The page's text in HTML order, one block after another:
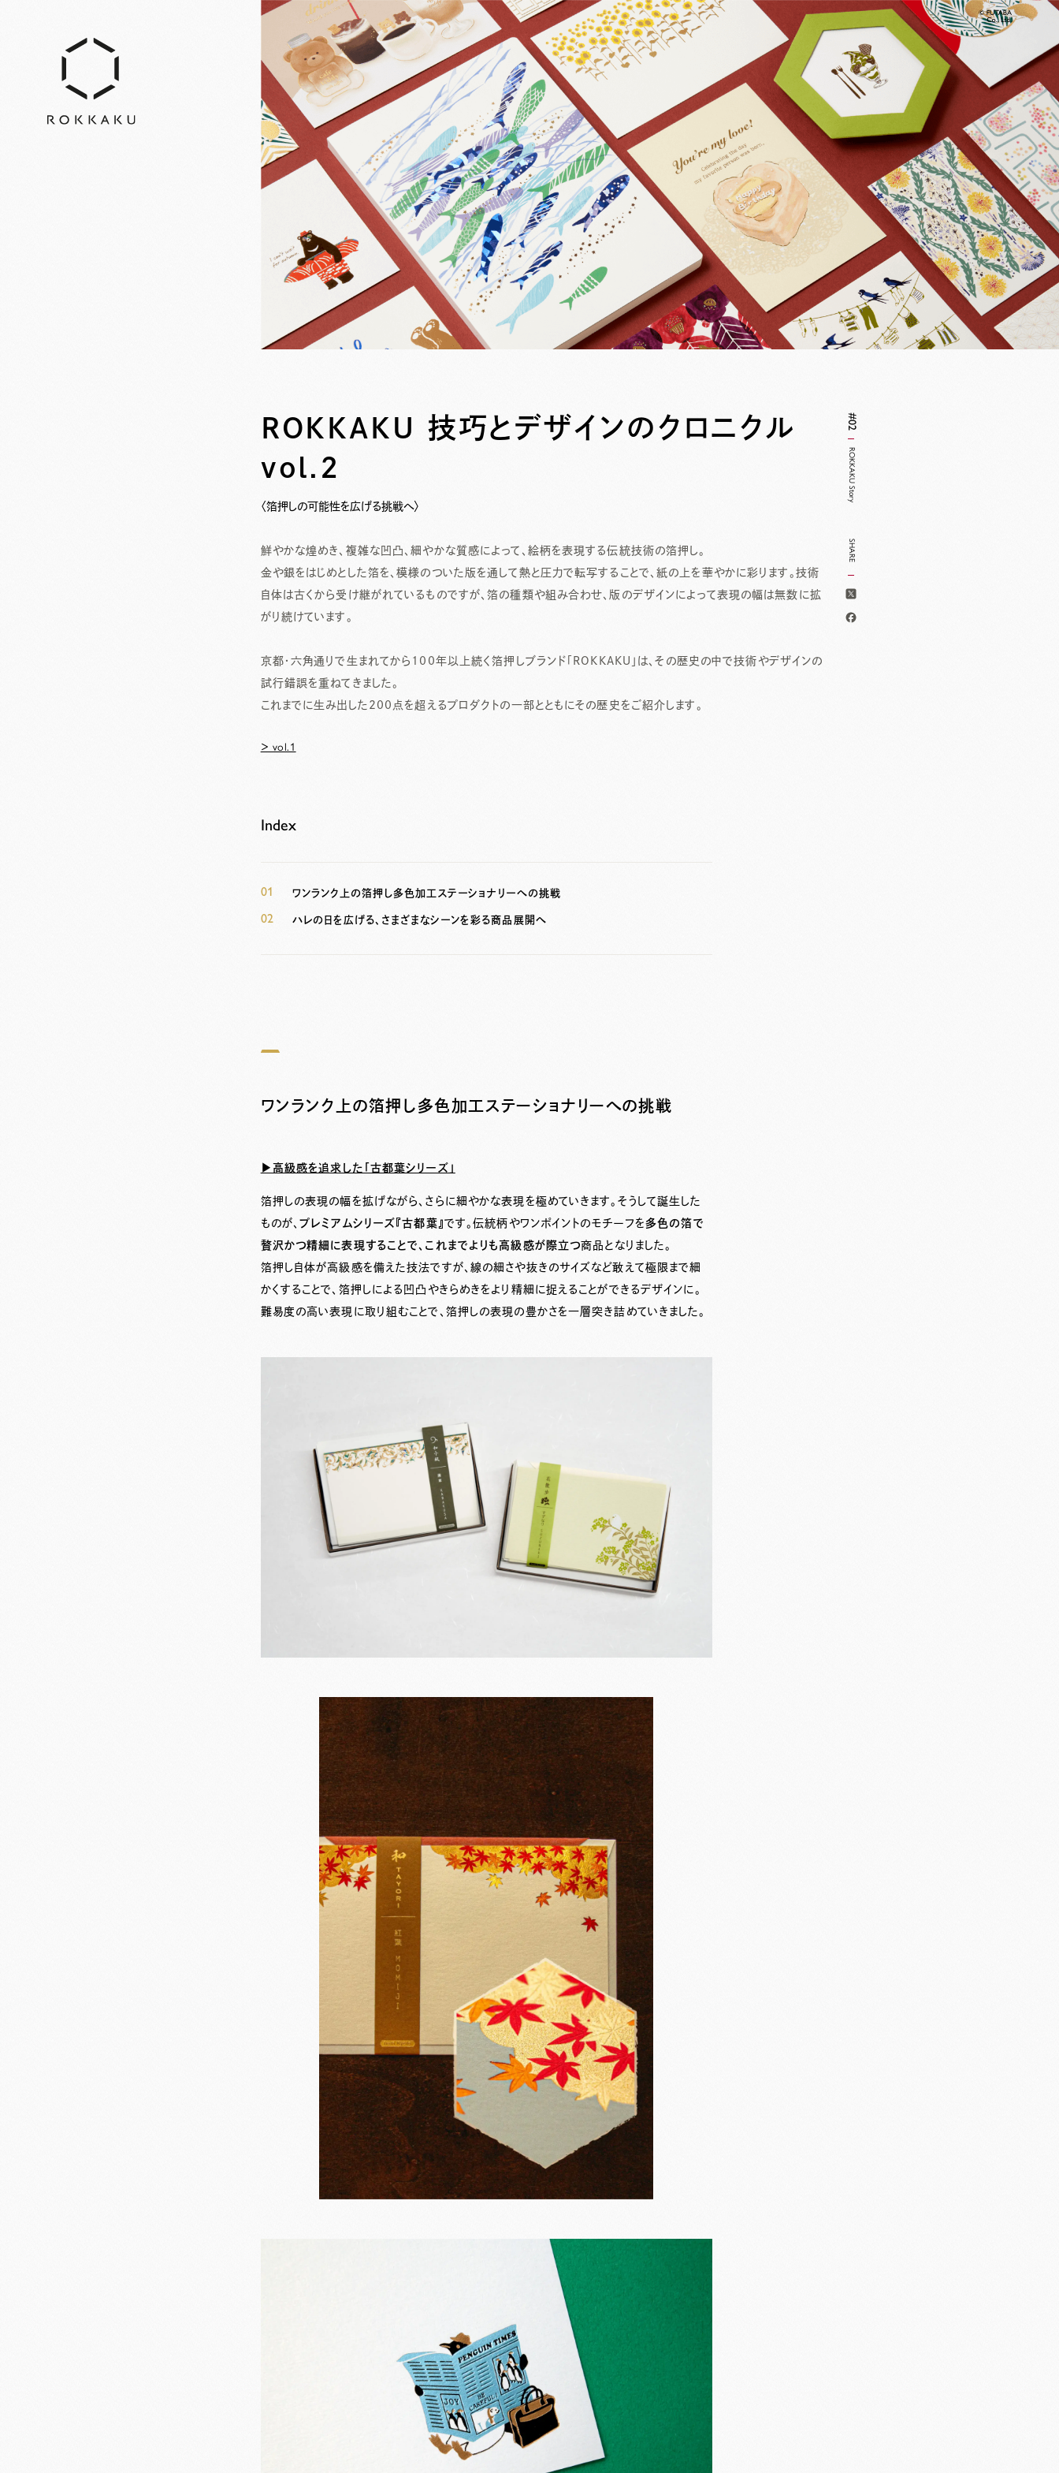
#02
ROKKAKU Story
SHARE
ROKKAKU 技巧とデザインのクロニクル
vol.2
〈箔押しの可能性を広げる挑戦へ〉
鮮やかな煌めき、複雑な凹凸、細やかな質感によって、絵柄を表現する伝統技術の箔押し。
金や銀をはじめとした箔を、模様のついた版を通して熱と圧力で転写することで、紙の上を華やかに彩ります。技術
自体は古くから受け継がれているものですが、箔の種類や組み合わせ、版のデザインによって表現の幅は無数に拡
がり続けています。
京都・六角通りで生まれてから100年以上続く箔押しブランド「ROKKAKU」は、その歴史の中で技術やデザインの
試行錯誤を重ねてきました。
これまでに生み出した200点を超えるプロダクトの一部とともにその歴史をご紹介します。
＞ vol.1
Index
01 ワンランク上の箔押し多色加工ステーショナリーへの挑戦
02 ハレの日を広げる、さまざまなシーンを彩る商品展開へ
ワンランク上の箔押し多色加工ステーショナリーへの挑戦
▶︎高級感を追求した「古都葉シリーズ」
箔押しの表現の幅を拡げながら、さらに細やかな表現を極めていきます。そうして誕生した
ものが、プレミアムシリーズ『古都葉』です。伝統柄やワンポイントのモチーフを多色の箔で
贅沢かつ精細に表現することで、これまでよりも高級感が際立つ商品となりました。
箔押し自体が高級感を備えた技法ですが、線の細さや抜きのサイズなど敢えて極限まで細
かくすることで、箔押しによる凹凸やきらめきをより精細に捉えることができるデザインに。
難易度の高い表現に取り組むことで、箔押しの表現の豊かさを一層突き詰めていきました。